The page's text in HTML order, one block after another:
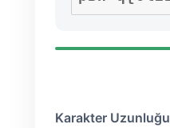
Karakter Uzunluğu